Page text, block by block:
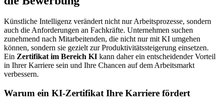
Künstliche Intelligenz verändert nicht nur Arbeitsprozesse, sondern
auch die Anforderungen an Fachkräfte. Unternehmen suchen
zunehmend nach Mitarbeitenden, die nicht nur mit KI umgehen
können, sondern sie gezielt zur Produktivitätssteigerung einsetzen.
Ein Zertifikat im Bereich KI kann daher ein entscheidender Vorteil
in Ihrer Karriere sein und Ihre Chancen auf dem Arbeitsmarkt
verbessern.
Warum ein KI-Zertifikat Ihre Karriere fördert